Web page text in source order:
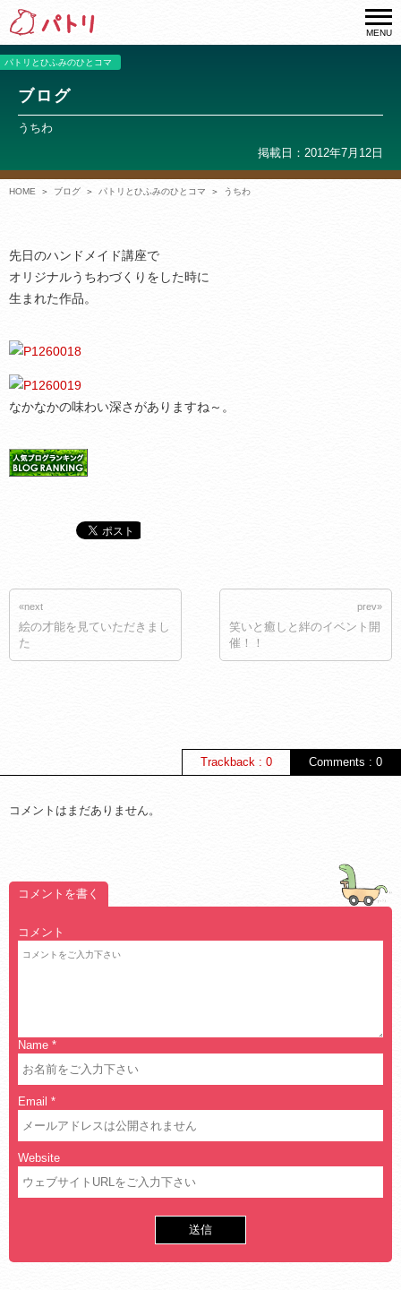
MENU
パトリとひふみのひとコマ
ブログ
うちわ
掲載日：2012年7月12日
HOME ブログ パトリとひふみのひとコマ うちわ
先日のハンドメイド講座で
オリジナルうちわづくりをした時に
生まれた作品。
なかなかの味わい深さがありますね～。
«next
絵の才能を見ていただきまし
た
prev»
笑いと癒しと絆のイベント開
催！！
Comments : 0
Trackback : 0
コメントはまだありません。
コメントを書く
コメント
Name *
Email *
Website